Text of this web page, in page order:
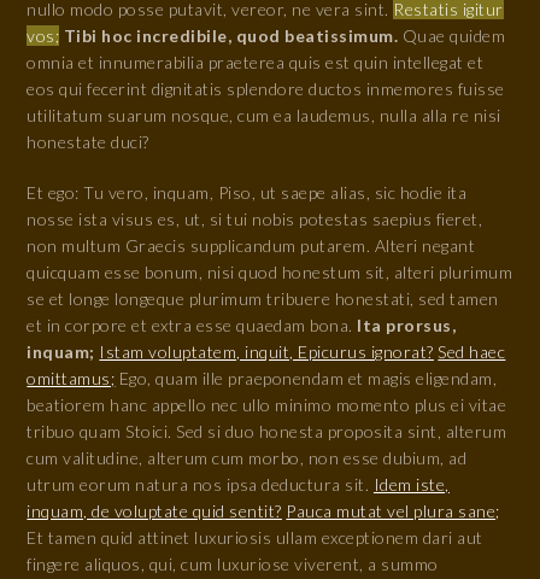
nullo modo posse putavit, vereor, ne vera sint. Restatis igitur
vos; Tibi hoc incredibile, quod beatissimum. Quae quidem
omnia et innumerabilia praeterea quis est quin intellegat et
eos qui fecerint dignitatis splendore ductos inmemores fuisse
utilitatum suarum nosque, cum ea laudemus, nulla alla re nisi
honestate duci?
Et ego: Tu vero, inquam, Piso, ut saepe alias, sic hodie ita
nosse ista visus es, ut, si tui nobis potestas saepius fieret,
non multum Graecis supplicandum putarem. Alteri negant
quicquam esse bonum, nisi quod honestum sit, alteri plurimum
se et longe longeque plurimum tribuere honestati, sed tamen
et in corpore et extra esse quaedam bona. Ita prorsus,
inquam; Istam voluptatem, inquit, Epicurus ignorat? Sed haec
omittamus; Ego, quam ille praeponendam et magis eligendam,
beatiorem hanc appello nec ullo minimo momento plus ei vitae
tribuo quam Stoici. Sed si duo honesta proposita sint, alterum
cum valitudine, alterum cum morbo, non esse dubium, ad
utrum eorum natura nos ipsa deductura sit. Idem iste,
inquam, de voluptate quid sentit? Pauca mutat vel plura sane;
Et tamen quid attinet luxuriosis ullam exceptionem dari aut
fingere aliquos, qui, cum luxuriose viverent, a summo